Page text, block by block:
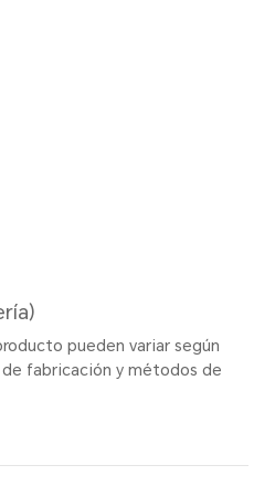
variar en